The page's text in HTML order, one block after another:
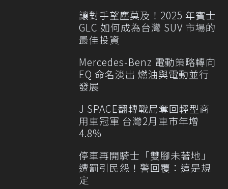
讓對手望塵莫及！2025 年賓士
GLC 如何成為台灣 SUV 市場的
最佳投資
Mercedes-Benz 電動策略轉向
EQ 命名淡出 燃油與電動並行
發展
J SPACE翻轉戰局奪回輕型商
用車冠軍 台灣2月車市年增
4.8%
停車再開騎士「雙腳未著地」
遭罰引民怨！警回覆：這是規
定